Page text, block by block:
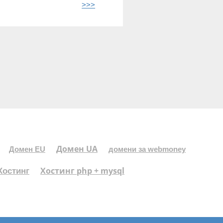
>>>
Домен EU Домен UA домени за webmoney
Хостинг php + mysql